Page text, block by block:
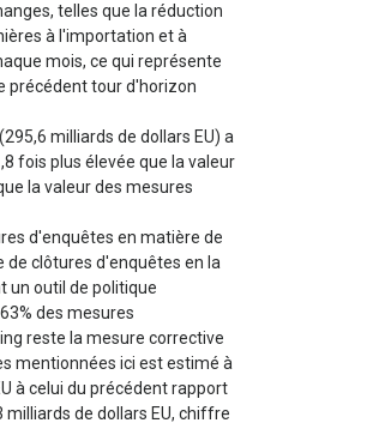
telles que la réduction
à l'importation et à
mois, ce qui représente
précédent tour d'horizon
milliards de dollars EU) a
fois plus élevée que la valeur
la valeur des mesures
d'enquêtes en matière de
clôtures d'enquêtes en la
un outil de politique
des mesures
reste la mesure corrective
mentionnées ici est estimé à
à celui du précédent rapport
de dollars EU, chiffre